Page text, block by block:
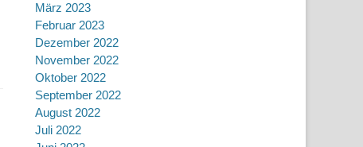
März 2023
Februar 2023
Dezember 2022
November 2022
Oktober 2022
September 2022
August 2022
Juli 2022